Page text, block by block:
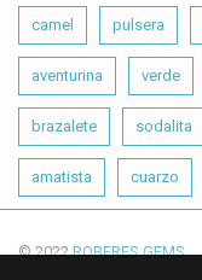
camel pulsera
aventurina verde
brazalete sodalita
amatista cuarzo
© 2022ROBERES GEMS.